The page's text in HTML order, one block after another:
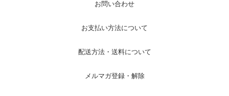
お問い合わせ
お支払い方法について
配送方法・送料について
メルマガ登録・解除